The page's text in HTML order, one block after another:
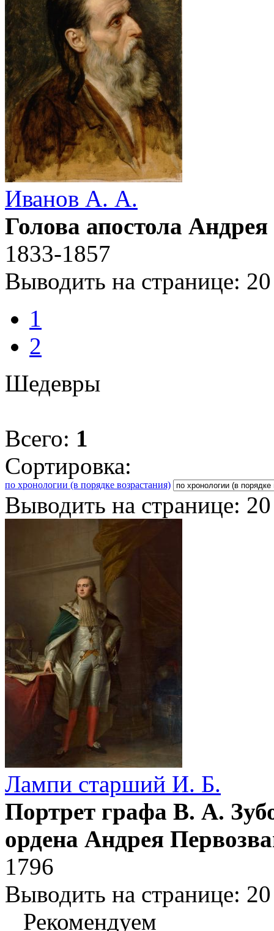
Иванов А. А.
Голова апостола Андрея
1833-1857
Выводить на странице: 20
1
2
Шедевры
Всего: 1
Сортировка:
по хронологии (в порядке возрастания)
Выводить на странице: 20
Лампи старший И. Б.
Портрет графа В. А.
ордена Андрея
1796
Выводить на странице: 20
Рекомендуем